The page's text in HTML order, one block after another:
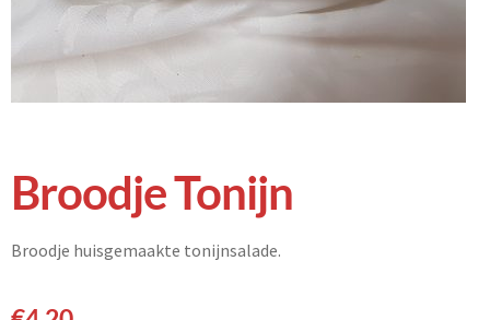
Broodje Tonijn
Broodje huisgemaakte tonijnsalade.